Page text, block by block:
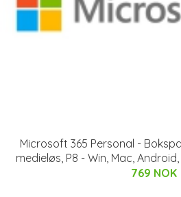
Microsoft 365 Personal -
medieløs, P8 - Win, Mac,
769 NOK